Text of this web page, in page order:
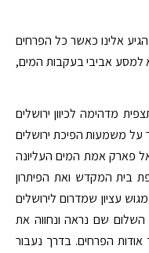
אלינו כאשר כל הפרחים
למסע אביבי בעקבות המים,
מדהימה לכיוון ירושלים
על משמעות הפיכת ירושלים
פארק אמת המים העליונה
בית המקדש ואת הפיתרון
עציון שמדרום לירושלים
השלום שם נראה ונחווה את
הפרחים. בדרך נעבור